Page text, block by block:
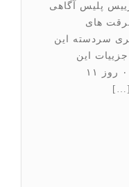
آگاهی
این
این
۱۹: ۰۰ روز ۱۱